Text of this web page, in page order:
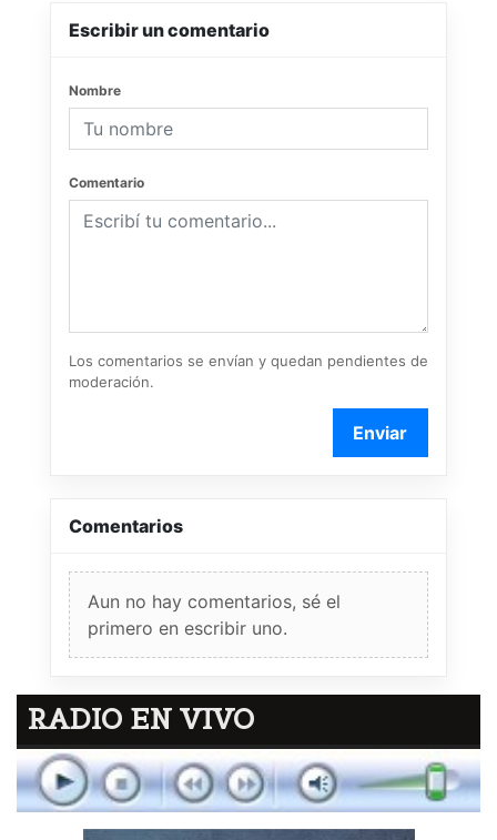
Escribir un comentario
Nombre
Comentario
Los comentarios se envían y quedan pendientes de
moderación.
Enviar
Comentarios
Aun no hay comentarios, sé el
primero en escribir uno.
RADIO EN VIVO